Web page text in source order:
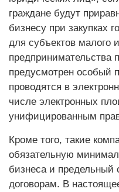
граждане будут
бизнесу при закупках
для субъектов малого
предпринимательства
предусмотрен особый
проводятся в
числе электронных
унифицированным
Кроме того, такие
обязательную
бизнеса и предельный
договорам. В